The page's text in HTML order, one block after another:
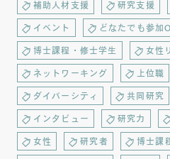
補助人材支援 研究支援
イベント どなたでも参加
博士課程・修士学生 女性
ネットワーキング 上位職
ダイバーシティ 共同研究
インタビュー 研究力
女性 研究者 博士課